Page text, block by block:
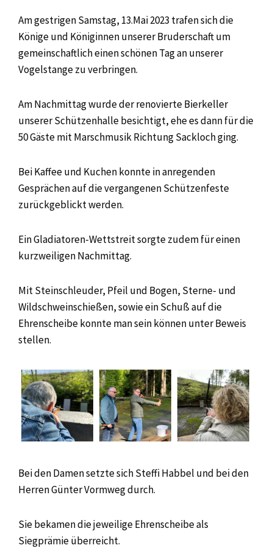
Am gestrigen Samstag, 13.Mai 2023 trafen sich die
Könige und Königinnen unserer Bruderschaft um
gemeinschaftlich einen schönen Tag an unserer
Vogelstange zu verbringen.
Am Nachmittag wurde der renovierte Bierkeller
unserer Schützenhalle besichtigt, ehe es dann für die
50 Gäste mit Marschmusik Richtung Sackloch ging.
Bei Kaffee und Kuchen konnte in anregenden
Gesprächen auf die vergangenen Schützenfeste
zurückgeblickt werden.
Ein Gladiatoren-Wettstreit sorgte zudem für einen
kurzweiligen Nachmittag.
Mit Steinschleuder, Pfeil und Bogen, Sterne- und
Wildschweinschießen, sowie ein Schuß auf die
Ehrenscheibe konnte man sein können unter Beweis
stellen.
Bei den Damen setzte sich Steffi Habbel und bei den
Herren Günter Vormweg durch.
Sie bekamen die jeweilige Ehrenscheibe als
Siegprämie überreicht.